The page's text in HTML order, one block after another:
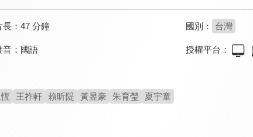
更新至第 563 集
長： 47 分鐘 國別： 台灣
音： 國語 授權平台：
王祚軒 賴昕隄 黃昱豪 朱育瑩 夏宇童